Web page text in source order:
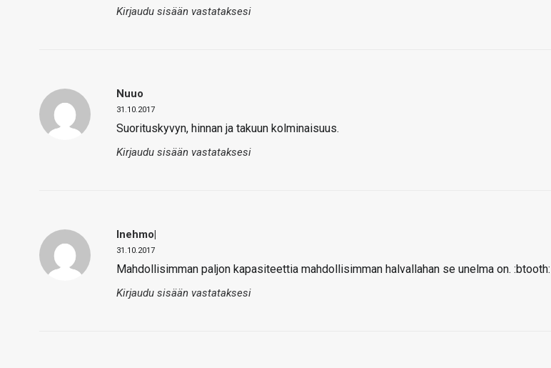
Kirjaudu sisään vastataksesi
Nuuo
31.10.2017
Suorituskyvyn, hinnan ja takuun kolminaisuus.
Kirjaudu sisään vastataksesi
Inehmo|
31.10.2017
Mahdollisimman paljon kapasiteettia mahdollisimman halvallahan se unelma on. :btooth:
Kirjaudu sisään vastataksesi